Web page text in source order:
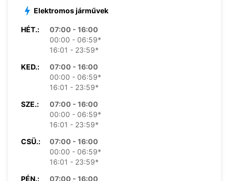
Elektromos járművek
HÉT.:
07:00 - 16:00
00:00 - 06:59*
16:01 - 23:59*
KED.:
07:00 - 16:00
00:00 - 06:59*
16:01 - 23:59*
SZE.:
07:00 - 16:00
00:00 - 06:59*
16:01 - 23:59*
CSÜ.:
07:00 - 16:00
00:00 - 06:59*
16:01 - 23:59*
PÉN.:
07:00 - 16:00